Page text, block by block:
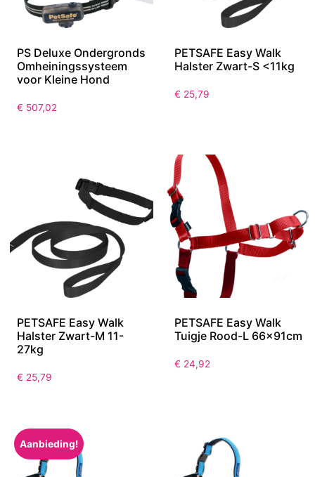
PS Deluxe Ondergronds
Omheiningssysteem
voor Kleine Hond
€ 507,02
PETSAFE Easy Walk
Halster Zwart-S <11kg
€ 25,79
PETSAFE Easy Walk
Halster Zwart-M 11-
27kg
€ 25,79
PETSAFE Easy Walk
Tuigje Rood-L 66x91cm
€ 24,92
Aanbieding!